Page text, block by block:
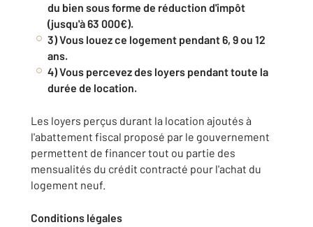
du bien sous forme de réduction d'impôt
(jusqu'à 63 000€).
3) Vous louez ce logement pendant 6, 9 ou 12
ans.
4) Vous percevez des loyers pendant toute la
durée de location.
Les loyers perçus durant la location ajoutés à
l'abattement fiscal proposé par le gouvernement
permettent de financer tout ou partie des
mensualités du crédit contracté pour l'achat du
logement neuf.
Conditions légales